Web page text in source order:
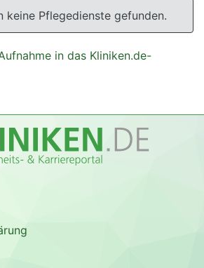
keine Pflegedienste gefunden.
in das Kliniken.de-